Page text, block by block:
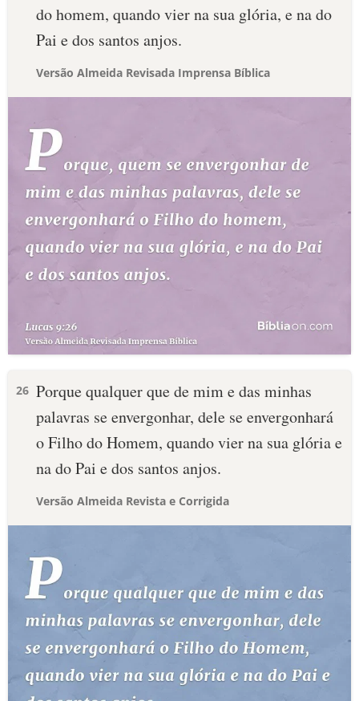
do homem, quando vier na sua glória, e na do
Pai e dos santos anjos.
Versão Almeida Revisada Imprensa Bíblica
26 Porque qualquer que de mim e das minhas
palavras se envergonhar, dele se envergonhará
o Filho do Homem, quando vier na sua glória e
na do Pai e dos santos anjos.
Versão Almeida Revista e Corrigida